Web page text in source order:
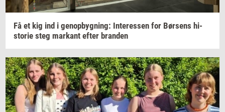
Få et kig ind i genop­byg­ning: In­ter­es­sen for Bør­sens hi­
sto­rie steg mar­kant efter bran­den